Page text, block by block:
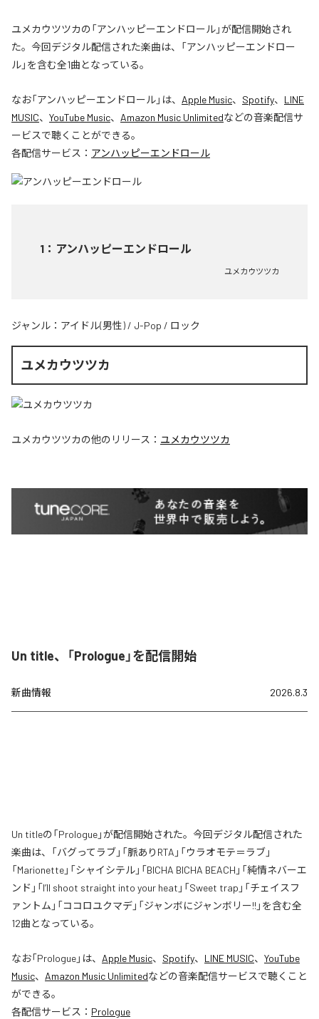
ユメカウツツカの「アンハッピーエンドロール」が配信開始され
た。今回デジタル配信された楽曲は、「アンハッピーエンドロー
ル」を含む全1曲となっている。
なお「アンハッピーエンドロール」は、 Apple Music、 Spotify、 LINE
MUSIC、 YouTube Music、 Amazon Music Unlimitedなどの音楽配信サ
ービスで聴くことができる。
各配信サービス： アンハッピーエンドロール
1 ： アンハッピーエンドロール
ユメカウツツカ
ジャンル： アイドル(男性) / J-Pop / ロック
ユメカウツツカ
ユメカウツツカの他のリリース： ユメカウツツカ
Un title、「Prologue」を配信開始
新曲情報 2026.8.3
Un titleの「Prologue」が配信開始された。今回デジタル配信された
楽曲は、「バグってラブ」「脈ありRTA」「ウラオモテ＝ラブ」
「Marionette」「シャイシテル」「BICHA BICHA BEACH」「純情ネバーエ
ンド」「I’ll shoot straight into your heat」「Sweet trap」「チェイスフ
ァントム」「ココロユクマデ」「ジャンボにジャンボリー!!」を含む全
12曲となっている。
なお「Prologue」は、 Apple Music、 Spotify、 LINE MUSIC、 YouTube
Music、 Amazon Music Unlimitedなどの音楽配信サービスで聴くこと
ができる。
各配信サービス： Prologue